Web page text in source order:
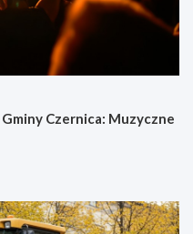
Czernica: Muzyczne